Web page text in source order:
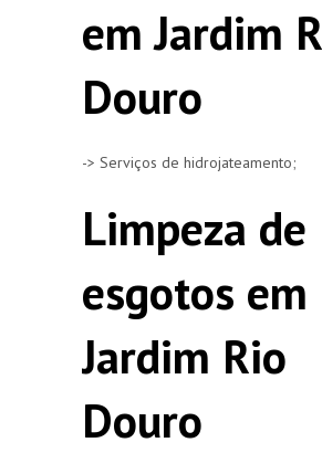
em Jardim
Douro
-> Serviços de hidrojateamento;
Limpeza de
esgotos em
Jardim Rio
Douro